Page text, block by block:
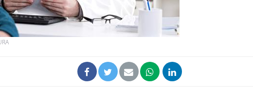
il
du
Le smartphone nuit-il à
l'apprentissage de la
lecture ?
le coma pendant 42 jours